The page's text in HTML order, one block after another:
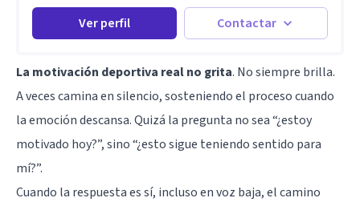
Ver perfil Contactar
La motivación deportiva real no grita. No siempre brilla.
A veces camina en silencio, sosteniendo el proceso cuando
la emoción descansa. Quizá la pregunta no sea “¿estoy
motivado hoy?”, sino “¿esto sigue teniendo sentido para
mí?”.
Cuando la respuesta es sí, incluso en voz baja, el camino